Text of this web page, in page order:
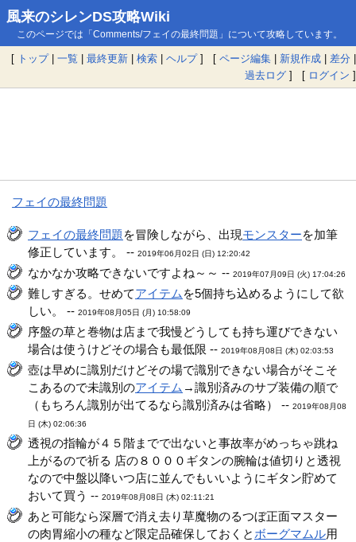
風来のシレンDS攻略Wiki
このページでは「Comments/フェイの最終問題」について攻略しています。
[ トップ| 一覧 | 最終更新 | 検索 | ヘルプ] [ ページ編集 | 新規作成 | 差分 |
過去ログ ] [ ログイン ]
フェイの最終問題
フェイの最終問題 を冒険しながら、出現モンスターを加筆
修正しています。 --2019年06月02日 (日) 12:20:42
なかなか攻略できないですよね～～ --2019年07月09日 (火) 17:04:26
難しすぎる。せめてアイテム を5個持ち込めるようにして欲
しい。 --2019年08月05日 (月) 10:58:09
序盤の草と巻物は店まで我慢どうしても持ち運びできない
場合は使うけどその場合も最低限 --2019年08月08日 (木) 02:03:53
壺は早めに識別だけどその場で識別できない場合がそこそ
こあるので未識別のアイテム →識別済みのサブ装備の順で
（もちろん識別が出てるなら識別済みは省略） --2019年08月08
日 (木) 02:06:36
透視の指輪が４５階までで出ないと事故率がめっちゃ跳ね
上がるので祈る 店の８０００ギタンの腕輪は値切りと透視
なので中盤以降いつ店に並んでもいいようにギタン貯めて
おいて買う --2019年08月08日 (木) 02:11:21
あと可能なら深層で消え去り草魔物のるつぼ正面マスター
の肉胃縮小の種など限定品確保しておくと ボーグマムル用